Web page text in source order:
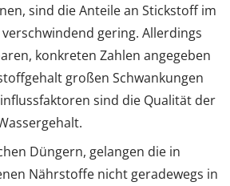
sind die Anteile an Stickstoff im
gering. Allerdings
konkreten Zahlen angegeben
großen Schwankungen
sind die Qualität der
Düngern, gelangen die in
Nährstoffe nicht geradewegs in